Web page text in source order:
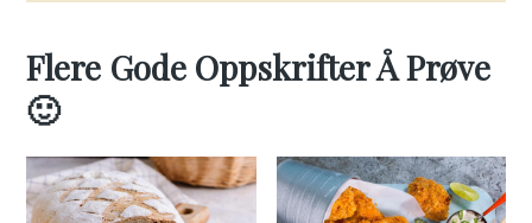
Flere Gode Oppskrifter Å Prøve
🙂